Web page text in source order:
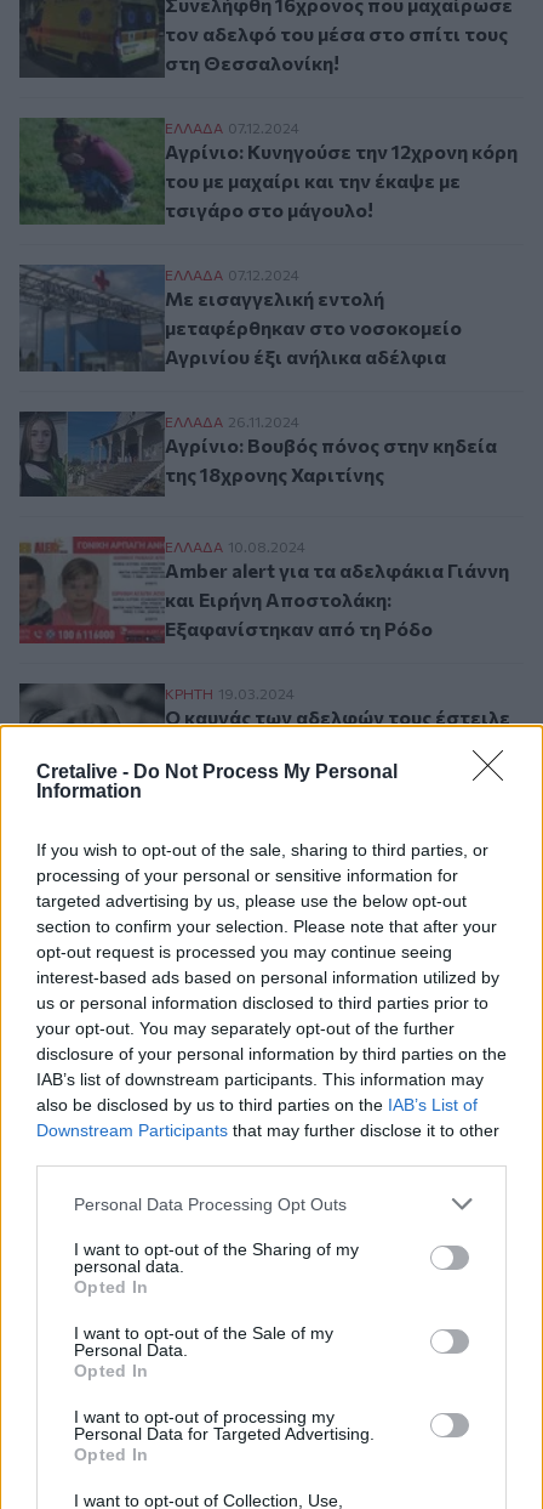
Cretalive - Do Not Process My Personal
Information
If you wish to opt-out of the sale, sharing to third parties, or
processing of your personal or sensitive information for
targeted advertising by us, please use the below opt-out
section to confirm your selection. Please note that after your
opt-out request is processed you may continue seeing
interest-based ads based on personal information utilized by
us or personal information disclosed to third parties prior to
your opt-out. You may separately opt-out of the further
disclosure of your personal information by third parties on the
IAB’s list of downstream participants. This information may
also be disclosed by us to third parties on the IAB’s List of
Downstream Participants that may further disclose it to other
Personal Data Processing Opt Outs
I want to opt-out of the Sharing of my
personal data.
Opted In
I want to opt-out of the Sale of my
Personal Data.
Opted In
I want to opt-out of processing my
Personal Data for Targeted Advertising.
Opted In
I want to opt-out of Collection, Use,
τον αδελφό του μέσα στο σπίτι τους
στη Θεσσαλονίκη!
Αγρίνιο: Κυνηγούσε την 12χρονη κόρη
ΕΛΛAΔΑ 07.12.2024
Αγρίνιο: Κυνηγούσε την 12χρονη κόρη
του με μαχαίρι και την έκαψε με
τσιγάρο στο μάγουλο!
Με εισαγγελική εντολή μεταφέρθηκαν
ΕΛΛAΔΑ 07.12.2024
Με εισαγγελική εντολή
μεταφέρθηκαν στο νοσοκομείο
Αγρινίου έξι ανήλικα αδέλφια
Αγρίνιο: Βουβός πόνος στην κηδεία της
ΕΛΛAΔΑ 26.11.2024
Αγρίνιο: Βουβός πόνος στην κηδεία
της 18χρονης Χαριτίνης
Amber alert για τα αδελφάκια Γιάννη
ΕΛΛAΔΑ 10.08.2024
Amber alert για τα αδελφάκια Γιάννη
και Ειρήνη Αποστολάκη:
Εξαφανίστηκαν από τη Ρόδο
Ο καυγάς των αδελφών τους έστειλε στα
ΚΡΗΤΗ 19.03.2024
Ο καυγάς των αδελφών τους έστειλε
Σελιδοποίηση
Προηγούμενη σελίδα
Current page
1 Next page
Ροή ειδήσεων Δημοφιλή
11:53
Πάτρα: Παιδί 2,5 χρόνων έπεσε από μπαλκόνι - Δέντρο
του έσωσε τη ζωή
Ηράκλειο: Στο επίκεντρο έργα, Βικελαία και «έξυπνη
συναντούν τις « Χρυσοχέρες»
Εκδήλωση τιμής και μνήμης για τους 35 Εθνομάρτυρες στο
Σάρχο